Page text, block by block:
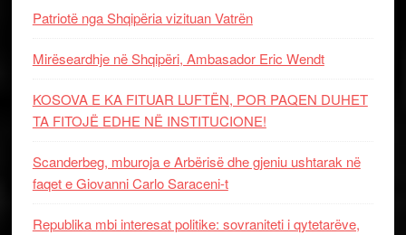
Patriotë nga Shqipëria vizituan Vatrën
Mirëseardhje në Shqipëri, Ambasador Eric Wendt
KOSOVA E KA FITUAR LUFTËN, POR PAQEN DUHET
TA FITOJË EDHE NË INSTITUCIONE!
Scanderbeg, mburoja e Arbërisë dhe gjeniu ushtarak në
faqet e Giovanni Carlo Saraceni-t
Republika mbi interesat politike: sovraniteti i qytetarëve,